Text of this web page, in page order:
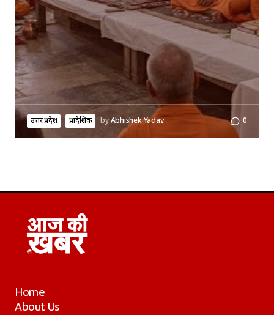
उत्तर प्रदेश प्रादेशिक byAbhishek Yadav 0
Home
About Us